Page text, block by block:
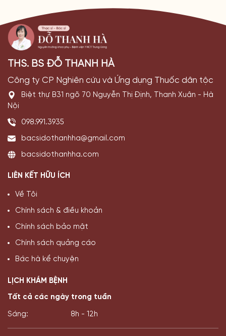
THS. BS ĐỖ THANH HÀ
Công ty CP Nghiên cứu và Ứng dụng Thuốc dân tộc
Biệt thự B31 ngõ 70 Nguyễn Thị Định, Thanh Xuân - Hà
Nội
098.991.3935
bacsidothanhha@gmail.com
bacsidothanhha.com
LIÊN KẾT HỮU ÍCH
Về Tôi
Chính sách & điều khoản
Chính sách bảo mật
Chính sách quảng cáo
Bác hà kể chuyện
LỊCH KHÁM BỆNH
Tất cả các ngày trong tuần
Sáng: 8h - 12h